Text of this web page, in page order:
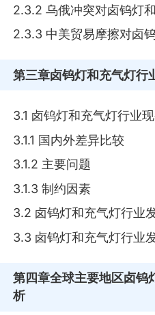
2.3.2 乌俄冲突对卤钨灯
2.3.3 中美贸易摩擦对卤
第三章卤钨灯和充气灯行
3.1 卤钨灯和充气灯行业
3.1.1 国内外差异比较
3.1.2 主要问题
3.1.3 制约因素
3.2 卤钨灯和充气灯行业
3.3 卤钨灯和充气灯行业
第四章全球主要地区卤钨
析